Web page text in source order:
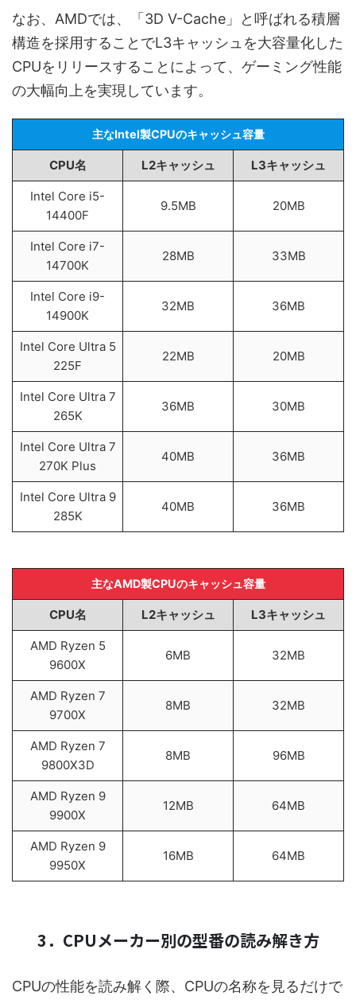
なお、AMDでは、「3D V-Cache」と呼ばれる積層
構造を採用することでL3キャッシュを大容量化した
CPUをリリースすることによって、ゲーミング性能
の大幅向上を実現しています。
主なIntel製CPUのキャッシュ容量
CPU名 L2キャッシュ L3キャッシュ
Intel Core i5-
14400F
9.5MB 20MB
Intel Core i7-
14700K
28MB 33MB
Intel Core i9-
14900K
32MB 36MB
Intel Core Ultra 5
225F
22MB 20MB
Intel Core Ultra 7
265K
36MB 30MB
Intel Core Ultra 7
270K Plus
40MB 36MB
Intel Core Ultra 9
285K
40MB 36MB
主なAMD製CPUのキャッシュ容量
CPU名 L2キャッシュ L3キャッシュ
AMD Ryzen 5
9600X
6MB 32MB
AMD Ryzen 7
9700X
8MB 32MB
AMD Ryzen 7
9800X3D
8MB 96MB
AMD Ryzen 9
9900X
12MB 64MB
AMD Ryzen 9
9950X
16MB 64MB
3．CPUメーカー別の型番の読み解き方
CPUの性能を読み解く際、CPUの名称を見るだけで